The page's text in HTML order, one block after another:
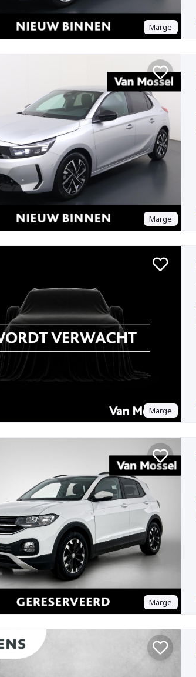
Marge
Marge
Marge
Marge